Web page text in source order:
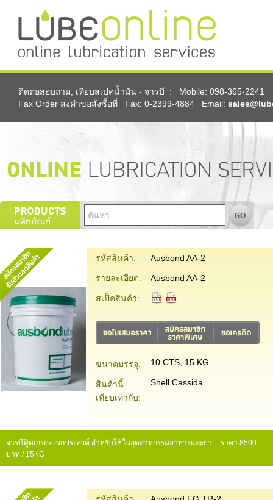
ติดต่อสอบถาม, เทียบสเปคน้ำมัน - จารบี : Mobile: 098-365-2241
Fax Order ส่งคำขอสั่งซื้อที่ Fax: 0-2399-4884 Email:
รหัสสินค้า: Ausbond AA-2
รายละเอียด: Ausbond AA-2
สเป็คสินค้า:
ขนาดบรรจุ: 10 CTS, 15 KG
สินค้านี้
เทียบเท่ากับ:
Shell Cassida
จารบีฟู้ดเกรดอเนกประสงค์ สำหรับใช้ในอุตสาหกรรมอาหารและยา -- ราคา 8500
บาท / 15KG